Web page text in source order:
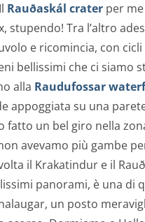
Rauðaskál crater per
stupendo! Tra l’altro
e ricomincia, con
bellissimi che ci siamo
alla Raudufossar
appoggiata su una
fatto un bel giro nella
avevamo più gambe
il Krakatindur e il
panorami, è una di
un posto